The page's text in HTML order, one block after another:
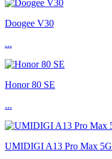
Doogee V30
...
Honor 80 SE
...
UMIDIGI A13 Pro Max 5G